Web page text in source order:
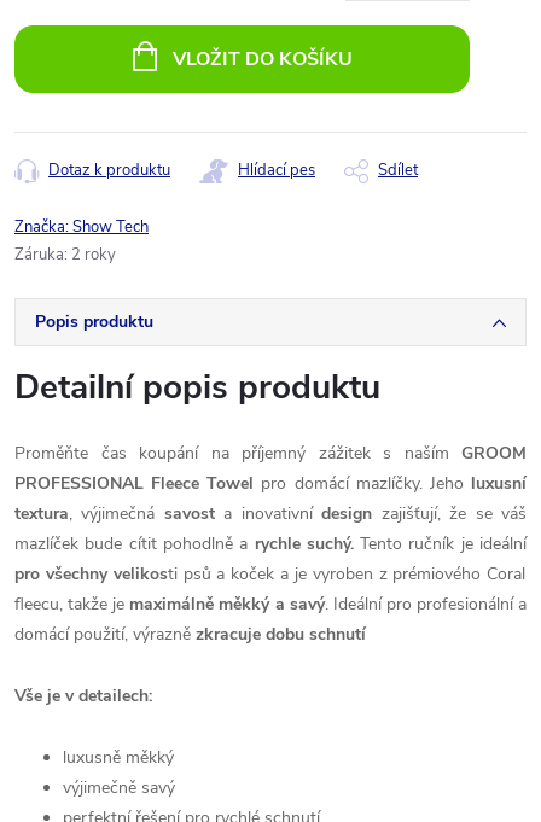
cena:
VLOŽIT DO KOŠÍKU
Dotaz k produktu Hlídací pes Sdílet
Značka:Show Tech
Záruka: 2 roky
Popis produktu
Detailní popis produktu
Proměňte čas koupání na příjemný zážitek s naším GROOM
PROFESSIONAL Fleece Towel pro domácí mazlíčky. Jeho luxusní
textura, výjimečná savosta inovativnídesign zajišťují, že se váš
mazlíček bude cítit pohodlně a rychle suchý.Tento ručník je ideální
pro všechny velikosti psů a koček a je vyroben z prémiového Coral
fleecu, takže je maximálně měkký a savý. Ideální pro profesionální a
domácí použití, výrazně zkracuje dobu schnutí
Vše je v detailech:
luxusně měkký
výjimečně savý